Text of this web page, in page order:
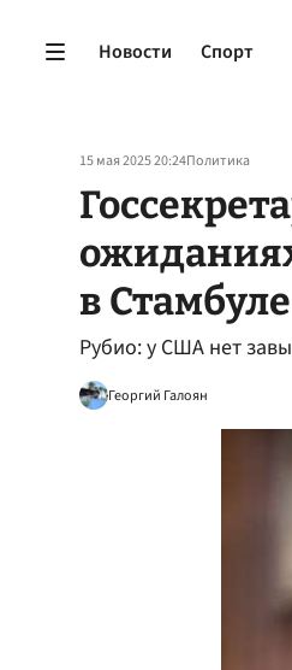
Новости Спорт
15 мая 2025 20:24Политика
в Стамбуле
Рубио: у США нет
Георгий Галоян